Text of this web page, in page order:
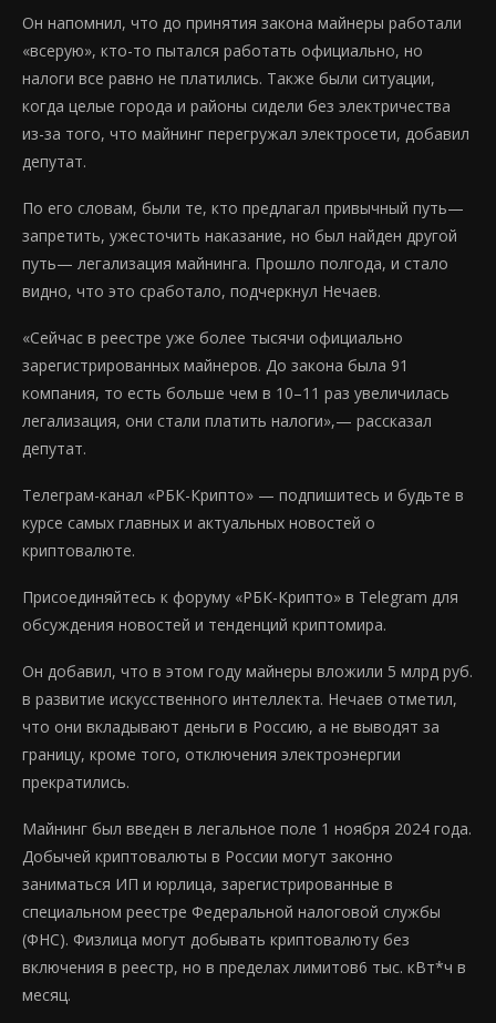
Он напомнил, что до принятия закона майнеры работали
«всерую», кто-то пытался работать официально, но
налоги все равно не платились. Также были ситуации,
когда целые города и районы сидели без электричества
из-за того, что майнинг перегружал электросети, добавил
депутат.
По его словам, были те, кто предлагал привычный путь—
запретить, ужесточить наказание, но был найден другой
путь— легализация майнинга. Прошло полгода, и стало
видно, что это сработало, подчеркнул Нечаев.
«Сейчас в реестре уже более тысячи официально
зарегистрированных майнеров. До закона была 91
компания, то есть больше чем в 10–11 раз увеличилась
легализация, они стали платить налоги»,— рассказал
депутат.
Телеграм-канал «РБК-Крипто» — подпишитесь и будьте в
курсе самых главных и актуальных новостей о
криптовалюте.
Присоединяйтесь к форуму «РБК-Крипто» в Telegram для
обсуждения новостей и тенденций криптомира.
Он добавил, что в этом году майнеры вложили 5 млрд руб.
в развитие искусственного интеллекта. Нечаев отметил,
что они вкладывают деньги в Россию, а не выводят за
границу, кроме того, отключения электроэнергии
прекратились.
Майнинг был введен в легальное поле 1 ноября 2024 года.
Добычей криптовалюты в России могут законно
заниматься ИП и юрлица, зарегистрированные в
специальном реестре Федеральной налоговой службы
(ФНС). Физлица могут добывать криптовалюту без
включения в реестр, но в пределах лимитов6 тыс. кВт*ч в
месяц.